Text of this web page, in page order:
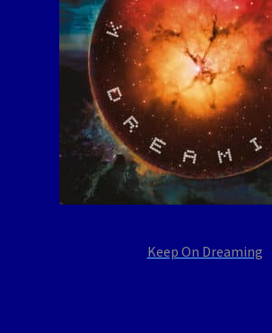
Keep On Dreaming